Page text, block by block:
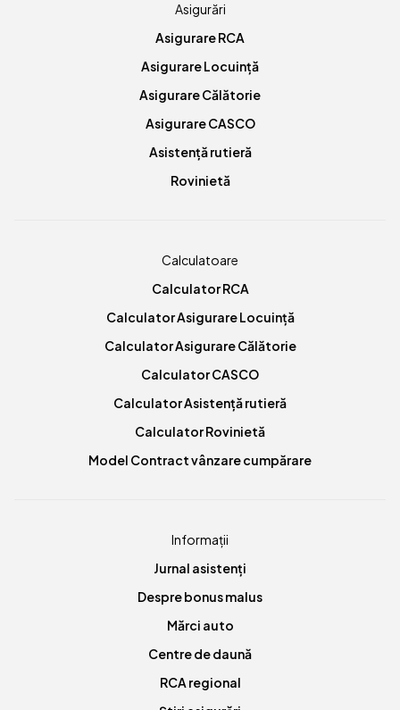
Asigurări
Asigurare RCA
Asigurare Locuință
Asigurare Călătorie
Asigurare CASCO
Asistență rutieră
Rovinietă
Calculatoare
Calculator RCA
Calculator Asigurare Locuință
Calculator Asigurare Călătorie
Calculator CASCO
Calculator Asistență rutieră
Calculator Rovinietă
Model Contract vânzare cumpărare
Informații
Jurnal asistenți
Despre bonus malus
Mărci auto
Centre de daună
RCA regional